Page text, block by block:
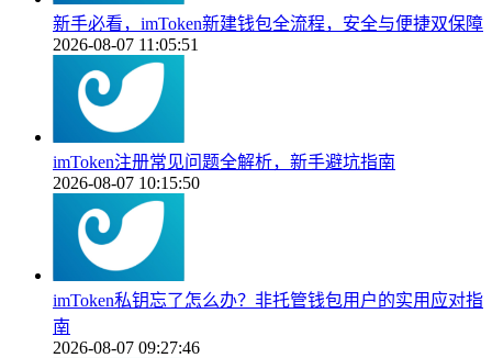
新手必看，imToken新建钱包全流程，安全与便捷双保障
2026-08-07 11:05:51
imToken注册常见问题全解析，新手避坑指南
2026-08-07 10:15:50
imToken私钥忘了怎么办？非托管钱包用户的实用应对指
南
2026-08-07 09:27:46